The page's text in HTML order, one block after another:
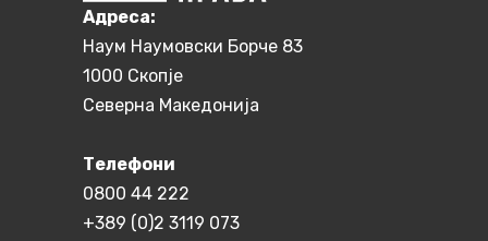
Aдреса:
Наум Наумовски Борче 83
1000 Скопје
Северна Македонија
Телефони
0800 44 222
+389 (0)2 3119 073